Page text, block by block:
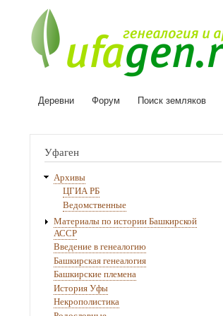
Основная
Деревни Форум Поиск земляков
Уфаген
Архивы
ЦГИА РБ
Ведомственные
Материалы по истории Башкирской
АССР
Введение в генеалогию
Башкирская генеалогия
Башкирские племена
История Уфы
Некрополистика